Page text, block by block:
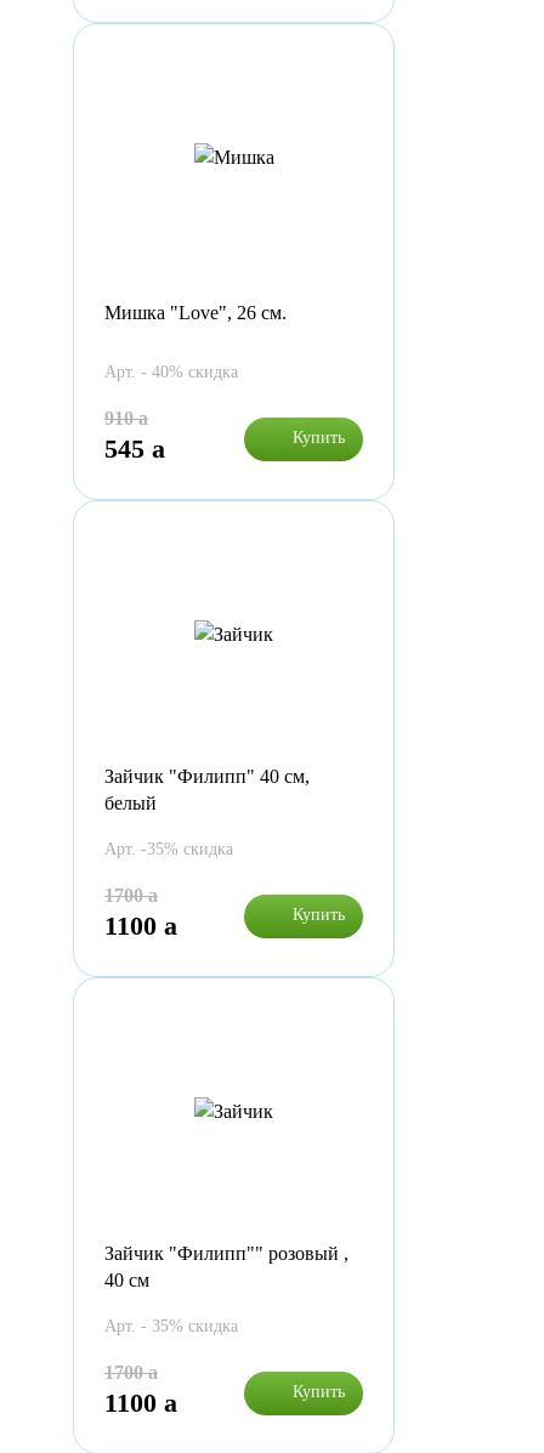
Мишка "Love", 26 см.
Арт. - 40% скидка
910a
545 a Купить
Зайчик "Филипп" 40 см,
белый
Арт. -35% скидка
1700a
1100 a Купить
Зайчик "Филипп"" розовый ,
40 см
Арт. - 35% скидка
1700a
1100 a Купить